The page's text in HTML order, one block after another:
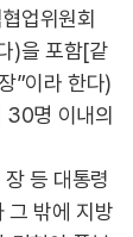
업위원회
)을 포함[같
”이라 한다)
30명 이내의
등 대통령
그 밖에 지방